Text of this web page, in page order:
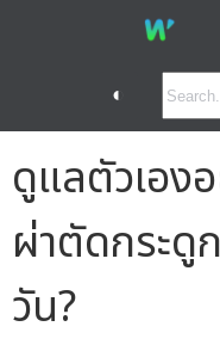
◐
ดูแลตัวเอง
ผ่าตัดกระ
วัน?